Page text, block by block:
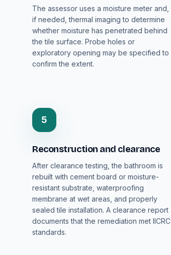
The assessor uses a moisture meter and,
if needed, thermal imaging to determine
whether moisture has penetrated behind
the tile surface. Probe holes or
exploratory opening may be specified to
confirm the extent.
5
Reconstruction and clearance
After clearance testing, the bathroom is
rebuilt with cement board or moisture-
resistant substrate, waterproofing
membrane at wet areas, and properly
sealed tile installation. A clearance report
documents that the remediation met IICRC
standards.